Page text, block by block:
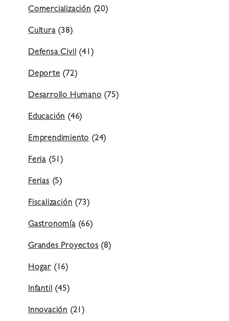
Comercialización (20)
Cultura(38)
Defensa Civil (41)
Deporte (72)
Desarrollo Humano (75)
Educación (46)
Emprendimiento (24)
Feria (51)
Ferias (5)
Fiscalización (73)
Gastronomía(66)
Grandes Proyectos (8)
Hogar (16)
Infantil (45)
Innovación (21)